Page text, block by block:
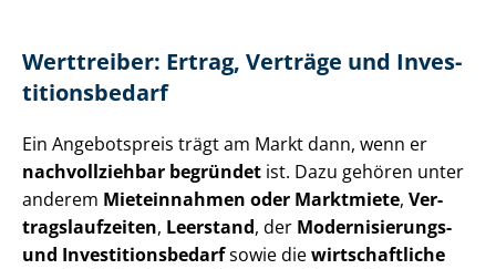
Werttreiber: Ertrag, Verträge und In­ves­
ti­ti­ons­be­darf
Ein Angebotspreis trägt am Markt dann, wenn er
nachvollziehbar begründet ist. Dazu gehören unter
anderem Mieteinnahmen oder Marktmiete, Ver­
trags­lauf­zei­ten, Leerstand, der Modernisierungs-
und In­ves­ti­ti­ons­be­darfsowie diewirtschaftliche